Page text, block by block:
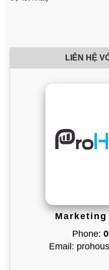
LIÊN HỆ
Phone:
Email: